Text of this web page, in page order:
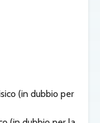
(in dubbio per